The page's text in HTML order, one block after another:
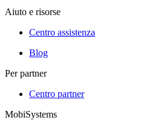
Aiuto e risorse
Centro assistenza
Blog
Per partner
Centro partner
MobiSystems